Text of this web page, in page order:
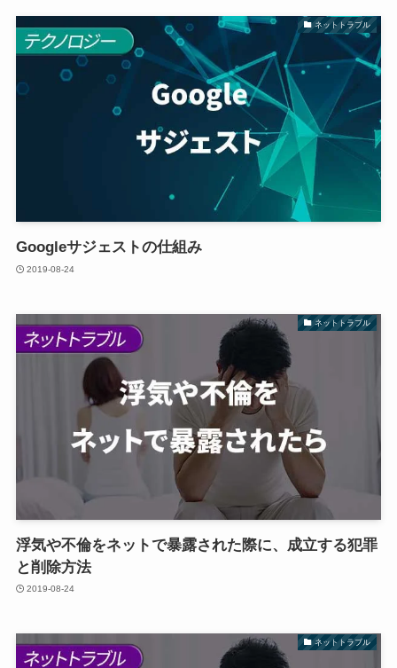
ネットトラブル
Googleサジェストの仕組み
2019-08-24
ネットトラブル
浮気や不倫をネットで暴露された際に、成立する犯罪
と削除方法
2019-08-24
ネットトラブル